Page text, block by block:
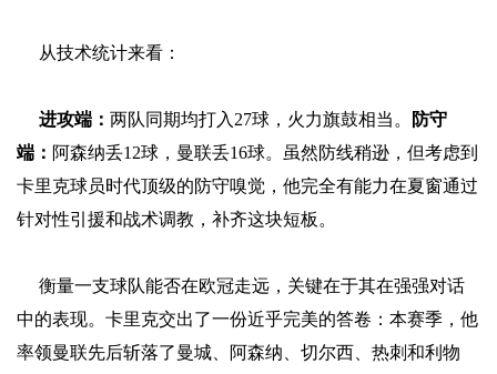
从技术统计来看：
进攻端： 两队同期均打入27球，火力旗鼓相当。
防守
端： 阿森纳丢12球，曼联丢16球。虽然防线稍逊，但考虑到
卡里克球员时代顶级的防守嗅觉，他完全有能力在夏窗通过
针对性引援和战术调教，补齐这块短板。
衡量一支球队能否在欧冠走远，关键在于其在强强对话
中的表现。卡里克交出了一份近乎完美的答卷：本赛季，他
率领曼联先后斩落了曼城、阿森纳、切尔西、热刺和利物